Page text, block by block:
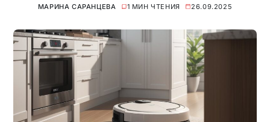
МАРИНА САРАНЦЕВА 1 МИН ЧТЕНИЯ 26.09.2025